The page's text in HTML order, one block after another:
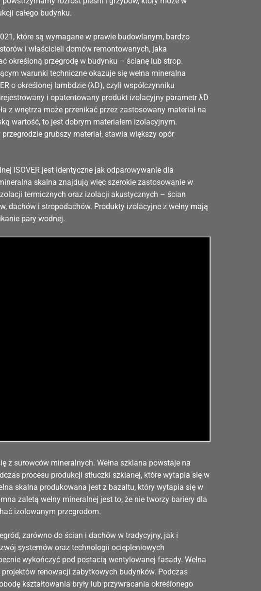
całego budynku.
które są wymagane w prawie budowlanym, bardzo
i właścicieli domów remontowanych, jaka
określoną przegrodę w budynku – ścianę lub strop.
warunki techniczne okazuje się wełna mineralna
o określonej lambdzie (λD), czyli współczynniku
i opatentowany produkt izolacyjny parametr λD
z wnętrza może przenikać przez zastosowany materiał na
wartość, to jest dobrym materiałem izolacyjnym.
grubszy materiał, stawia większy opór
ISOVER jest identyczne jak odparowywanie dla
skalna znajdują więc szerokie zastosowanie w
termicznych oraz izolacji akustycznych – ścian
dachów i stropodachów. Produkty izolacyjne z wełny mają
pary wodnej.
z surowców mineralnych. Wełna szklana powstaje na
procesu produkcji stłuczki szklanej, które wytapia się w
skalna produkowana jest z bazaltu, który wytapia się w
zaletą wełny mineralnej jest to, że nie tworzy bariery dla
izolowanym przegrodom.
zarówno do ścian i dachów w tradycyjny, jak i
systemów oraz technologii ociepleniowych
wykończyć pod postacią wentylowanej fasady. Wełna
renowacji zabytkowych budynków. Podczas
kształtowania bryły lub przywracania określonego